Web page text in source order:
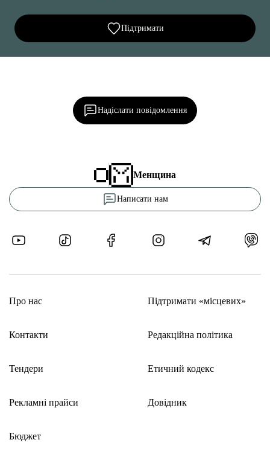
Підтримати
Надіслати повідомлення
Менщина
Написати нам
Про нас
Контакти
Тендери
Рекламні прайси
Бюджет
Підтримати «місцевих»
Редакційна політика
Етичний кодекс
Довідник